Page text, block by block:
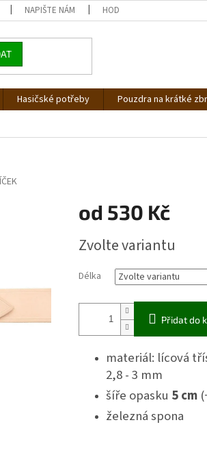
NAPIŠTE NÁM HODNOCENÍ OBCHODU
Hasičské potřeby Pouzdra na krátké
od 530 Kč
cena:
Zvolte variantu
Délka
Přidat do
materiál: lícová
2,8 - 3 mm
šíře opasku 5 cm
železná spona